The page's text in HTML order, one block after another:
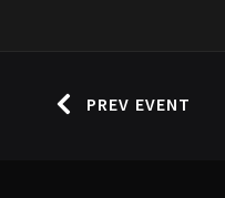
PREV EVENT